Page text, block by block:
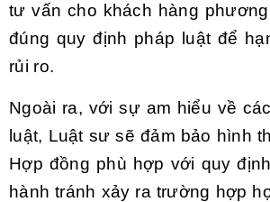
tư vấn cho khách hàng
đúng quy định pháp luật để
rủi ro.
Ngoài ra, với sự am hiểu về
luật, Luật sư sẽ đảm bảo hình
Hợp đồng phù hợp với quy
hành tránh xảy ra trường hợp